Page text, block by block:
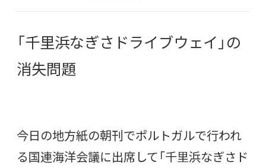
「千里浜なぎさドライブウェイ」の
消失問題
今日の地方紙の朝刊でポルトガルで行われ
る国連海洋会議に出席して「千里浜なぎさド